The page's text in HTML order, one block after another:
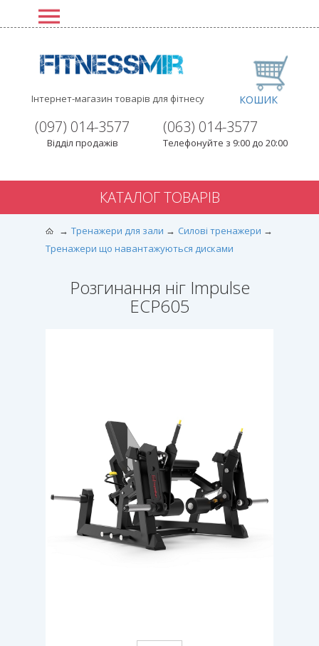
Інтернет-магазин товарів для фітнесу
(063) 014-3577
Телефонуйте з 9:00 до 20:00
(097) 014-3577
Відділ продажів
КОШИК
КАТАЛОГ ТОВАРІВ
Тренажери для зали
Силові тренажери
Тренажери що навантажуються дисками
Розгинання ніг Impulse
ECP605